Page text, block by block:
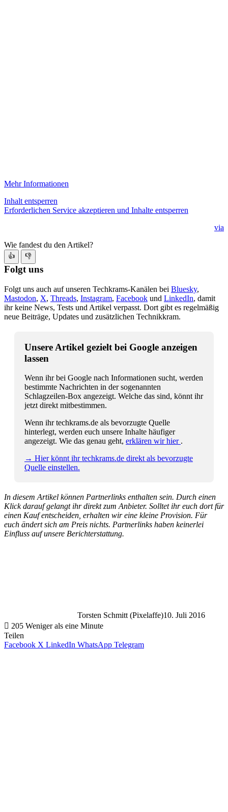
Mehr Informationen
Inhalt entsperren
Erforderlichen Service akzeptieren und Inhalte entsperren
via
Wie fandest du den Artikel?
👍 👎
Folgt uns
Folgt uns auch auf unseren Techkrams-Kanälen bei Bluesky,
Mastodon, X, Threads, Instagram, Facebook und LinkedIn, damit
ihr keine News, Tests und Artikel verpasst. Dort gibt es regelmäßig
neue Beiträge, Updates und zusätzlichen Technikkram.
Unsere Artikel gezielt bei Google anzeigen
lassen
Wenn ihr bei Google nach Informationen sucht, werden
bestimmte Nachrichten in der sogenannten
Schlagzeilen-Box angezeigt. Welche das sind, könnt ihr
jetzt direkt mitbestimmen.
Wenn ihr techkrams.de als bevorzugte Quelle
hinterlegt, werden euch unsere Inhalte häufiger
angezeigt. Wie das genau geht, erklären wir hier .
→ Hier könnt ihr techkrams.de direkt als bevorzugte
Quelle einstellen.
In diesem Artikel können Partnerlinks enthalten sein. Durch einen
Klick darauf gelangt ihr direkt zum Anbieter. Solltet ihr euch dort für
einen Kauf entscheiden, erhalten wir eine kleine Provision. Für
euch ändert sich am Preis nichts. Partnerlinks haben keinerlei
Einfluss auf unsere Berichterstattung.
Torsten Schmitt (Pixelaffe)10. Juli 2016
205 Weniger als eine Minute
Teilen
Facebook X LinkedIn WhatsApp Telegram